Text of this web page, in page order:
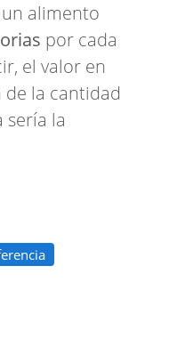
un alimento
por cada
el valor en
la cantidad
sería la